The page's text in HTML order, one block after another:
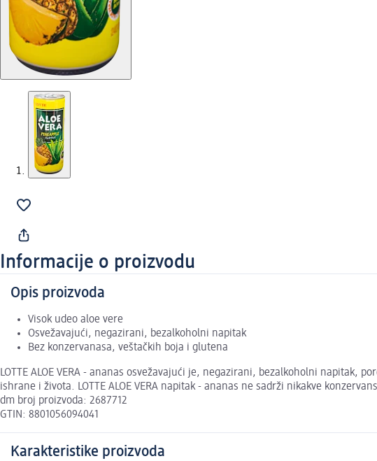
Informacije o proizvodu
Opis proizvoda
Visok udeo aloe vere
Osvežavajući, negazirani, bezalkoholni napitak
Bez konzervanasa, veštačkih boja i glutena
LOTTE ALOE VERA - ananas osvežavajući je, negazirani, bezalkoholni
ishrane i života. LOTTE ALOE VERA napitak - ananas ne sadrži nikakve
dm broj proizvoda: 2687712
GTIN: 8801056094041
Karakteristike proizvoda